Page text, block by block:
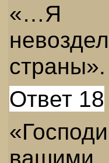
«…Я
страны».
Ответ 18